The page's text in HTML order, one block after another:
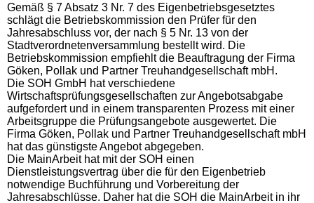
Gemäß § 7 Absatz 3 Nr. 7 des Eigenbetriebsgesetztes
schlägt die Betriebskommission den Prüfer für den
Jahresabschluss vor, der nach § 5 Nr. 13 von der
Stadtverordnetenversammlung bestellt wird. Die
Betriebskommission empfiehlt die Beauftragung der Firma
Göken, Pollak und Partner Treuhandgesellschaft mbH.
Die SOH GmbH hat verschiedene
Wirtschaftsprüfungsgesellschaften zur Angebotsabgabe
aufgefordert und in einem transparenten Prozess mit einer
Arbeitsgruppe die Prüfungsangebote ausgewertet. Die
Firma Göken, Pollak und Partner Treuhandgesellschaft mbH
hat das günstigste Angebot abgegeben.
Die MainArbeit hat mit der SOH einen
Dienstleistungsvertrag über die für den Eigenbetrieb
notwendige Buchführung und Vorbereitung der
Jahresabschlüsse. Daher hat die SOH die MainArbeit in ihr